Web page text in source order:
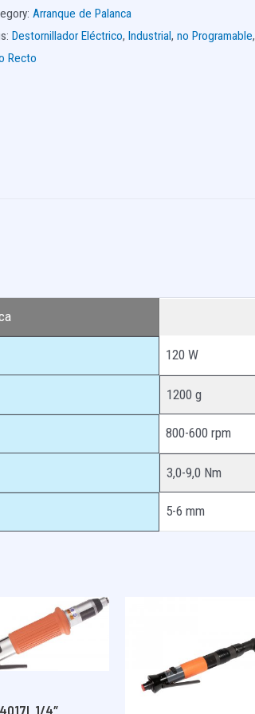
Arranque de Palanca
Destornillador Eléctrico, Industrial, no Programable,
Recto
120 W
1200 g
800-600 rpm
3,0-9,0 Nm
5-6 mm
1/4″